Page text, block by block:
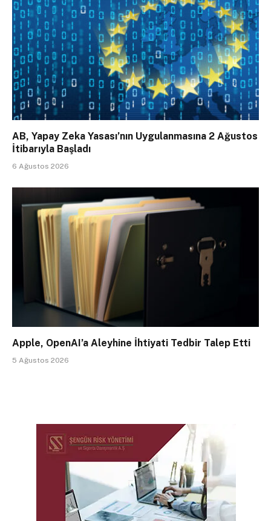
AB, Yapay Zeka Yasası’nın Uygulanmasına 2 Ağustos
İtibarıyla Başladı
6 Ağustos 2026
Apple, OpenAI’a Aleyhine İhtiyati Tedbir Talep Etti
5 Ağustos 2026